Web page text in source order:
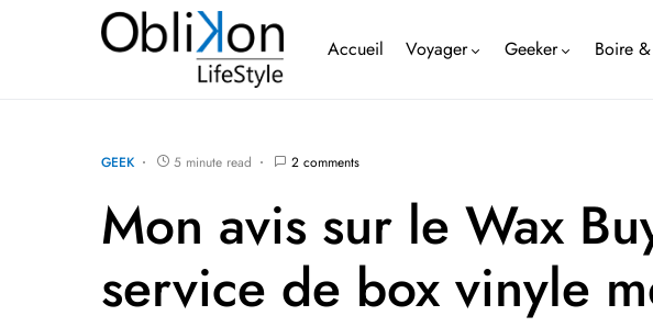
Accueil Voyager Geeker Boire
GEEK 5 minute read 2 comments
Mon avis sur le Wax
service de box vinyle